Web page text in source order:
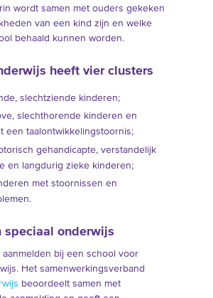
wordt samen met ouders gekeken
van een kind zijn en welke
behaald kunnen worden.
heeft vier clusters
slechtziende kinderen;
slechthorende kinderen en
een taalontwikkelingstoornis;
gehandicapte, verstandelijk
en langdurig zieke kinderen;
met stoornissen en
speciaal onderwijs
bij een school voor
Het samenwerkingsverband
beoordeelt samen met